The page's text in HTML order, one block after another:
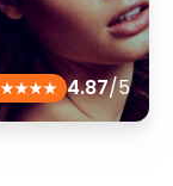
4.87/5